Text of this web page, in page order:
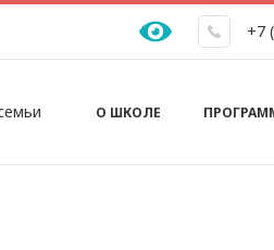
+7
Основная
О ШКОЛЕ